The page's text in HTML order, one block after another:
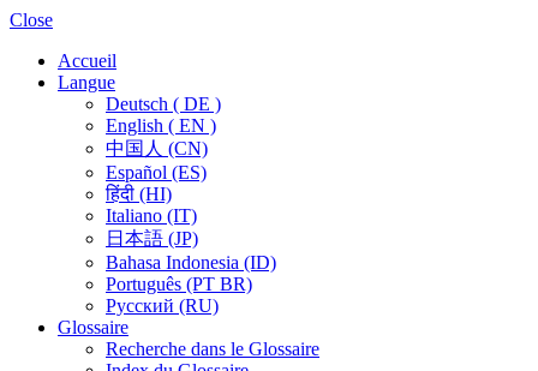
Close
Accueil
Langue
Deutsch ( DE )
English ( EN )
中国人 (CN)
Español (ES)
हिंदी (HI)
Italiano (IT)
日本語 (JP)
Bahasa Indonesia (ID)
Português (PT BR)
Pусский (RU)
Glossaire
Recherche dans le Glossaire